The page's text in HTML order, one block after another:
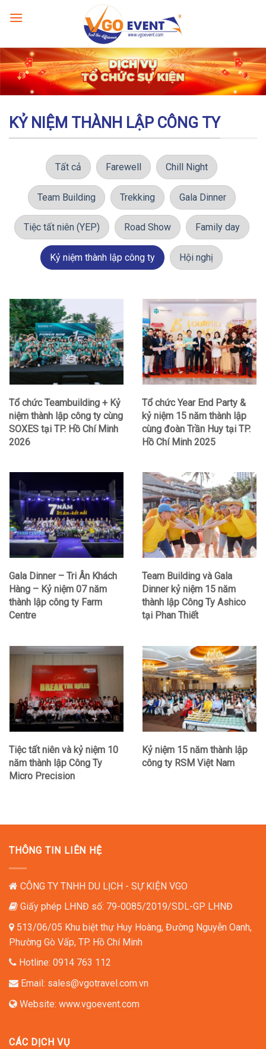
KỶ NIỆM THÀNH LẬP CÔNG TY
Tất cả Farewell Chill Night
Team Building Trekking Gala Dinner
Tiệc tất niên (YEP) Road Show Family day
Kỷ niệm thành lập công ty Hội nghị
Tổ chức Teambuilding + Kỷ
niệm thành lập công ty cùng
SOXES tại TP. Hồ Chí Minh
2026
Tổ chức Year End Party &
kỷ niệm 15 năm thành lập
cùng đoàn Trần Huy tại TP.
Hồ Chí Minh 2025
Gala Dinner – Tri Ân Khách
Hàng – Kỷ niệm 07 năm
thành lập công ty Farm
Centre
Team Building và Gala
Dinner kỷ niệm 15 năm
thành lập Công Ty Ashico
tại Phan Thiết
Tiệc tất niên và kỷ niệm 10
năm thành lập Công Ty
Micro Precision
Kỷ niệm 15 năm thành lập
công ty RSM Việt Nam
THÔNG TIN LIÊN HỆ
CÔNG TY TNHH DU LỊCH - SỰ KIỆN VGO
Giấy phép LHNĐ số: 79-0085/2019/SDL-GP LHNĐ
513/06/05 Khu biệt thự Huy Hoàng, Đường Nguyễn Oanh,
Phường Gò Vấp, TP. Hồ Chí Minh
Hotline: 0914 763 112
Email: sales@vgotravel.com.vn
Website: www.vgoevent.com
CÁC DỊCH VỤ